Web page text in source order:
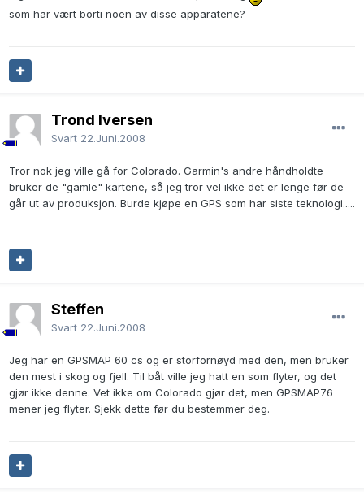
som har vært borti noen av disse apparatene?
Trond Iversen
Svart 22.Juni.2008
Tror nok jeg ville gå for Colorado. Garmin's andre håndholdte
bruker de "gamle" kartene, så jeg tror vel ikke det er lenge før de
går ut av produksjon. Burde kjøpe en GPS som har siste teknologi.....
Steffen
Svart 22.Juni.2008
Jeg har en GPSMAP 60 cs og er storfornøyd med den, men bruker
den mest i skog og fjell. Til båt ville jeg hatt en som flyter, og det
gjør ikke denne. Vet ikke om Colorado gjør det, men GPSMAP76
mener jeg flyter. Sjekk dette før du bestemmer deg.